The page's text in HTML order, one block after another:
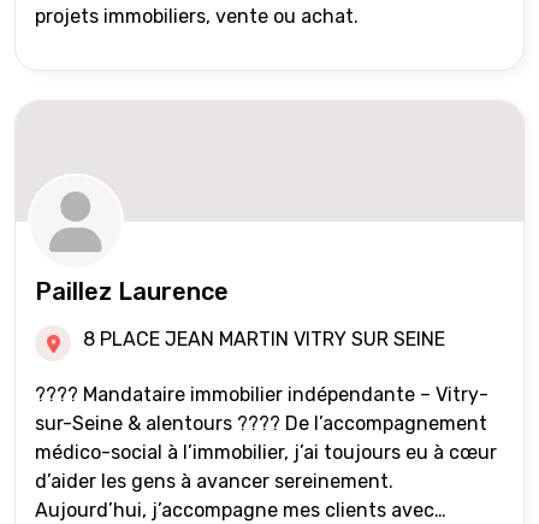
projets immobiliers, vente ou achat.
Paillez Laurence
8 PLACE JEAN MARTIN VITRY SUR SEINE
???? Mandataire immobilier indépendante – Vitry-
sur-Seine & alentours ???? De l’accompagnement
médico-social à l’immobilier, j’ai toujours eu à cœur
d’aider les gens à avancer sereinement.
Aujourd’hui, j’accompagne mes clients avec